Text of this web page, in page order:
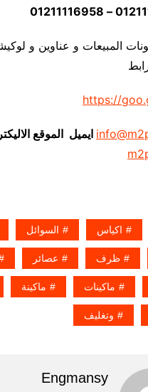
المبيعات و عناوين و
https://
ايميل الموقع
اكياس السوائل
ظرف عصائر
ماكينات ماكينة
وتغليف
Engmansy